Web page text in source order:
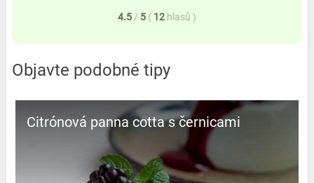
4.5 / 5 ( 12 hlasů )
Objavte podobné tipy
Citrónová panna cotta s černicami